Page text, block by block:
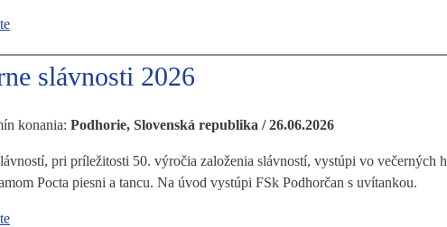
slávnosti 2026
konania: Podhorie, Slovenská republika / 26.06.2026
pri príležitosti 50. výročia založenia slávností, vystúpi vo večerných
Pocta piesni a tancu. Na úvod vystúpi FSk Podhorčan s uvítankou.